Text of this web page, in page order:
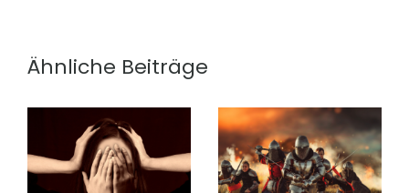
Ähnliche Beiträge